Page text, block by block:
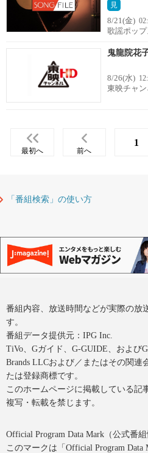
見
8/21(金)
歌謡ポッ
鬼龍院花
8/26(水)
東映チャ
最初へ 前へ
1
「番組検索」の使い方
番組内容、放送時間などが実際の放
す。
番組データ提供元：IPG Inc.
TiVo、Gガイド、G-GUIDE、および
Brands LLCおよび／またはその関連
たは登録商標です。
このホームページに掲載している記
複写・転載を禁じます。
Official Program Data Mark（公式番組
このマークは「Official Program